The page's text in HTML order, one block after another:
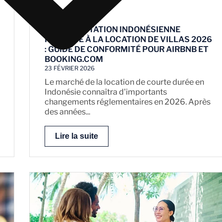
RÉGLEMENTATION INDONÉSIENNE
RELATIVE À LA LOCATION DE VILLAS 2026
: GUIDE DE CONFORMITÉ POUR AIRBNB ET
BOOKING.COM
23 FÉVRIER 2026
Le marché de la location de courte durée en
Indonésie connaîtra d'importants
changements réglementaires en 2026. Après
des années...
Lire la suite